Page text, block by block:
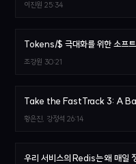
이진원 25:34
Tokens/$ 극대화를 위한 소프
조강원 30:21
Take the FastTrack 3: A
황은진, 강정석 26:14
우리 서비스의 Redis는 왜 매일